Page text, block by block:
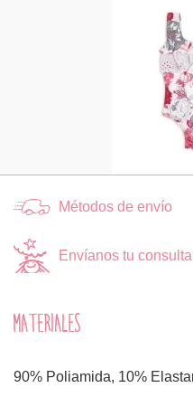
Métodos de envío
Envíanos tu consulta
MATERIALES
90% Poliamida, 10%